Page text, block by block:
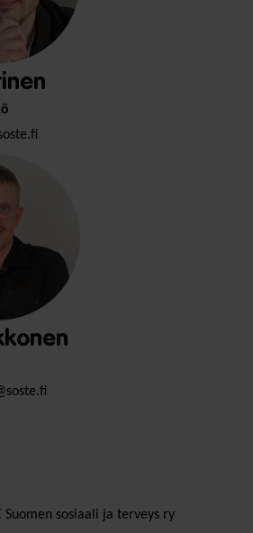
Suomen sosiaali ja terveys ry